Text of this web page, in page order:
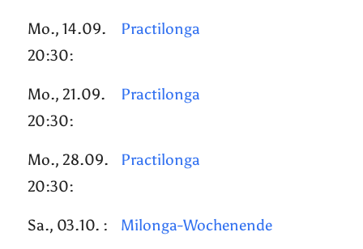
Mo., 14.09.
20:30:
Practilonga
Mo., 21.09.
20:30:
Practilonga
Mo., 28.09.
20:30:
Practilonga
Sa., 03.10. : Milonga-Wochenende